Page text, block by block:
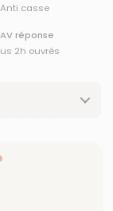
Anti casse
réponse
2h ouvrés